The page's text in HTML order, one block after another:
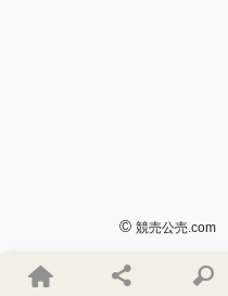
© 競売公売.com